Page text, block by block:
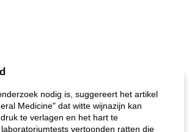
nodig is, suggereert het artikel
Medicine" dat witte wijnazijn kan
te verlagen en het hart te
vertoonden ratten die